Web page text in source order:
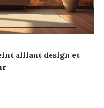
alliant design et